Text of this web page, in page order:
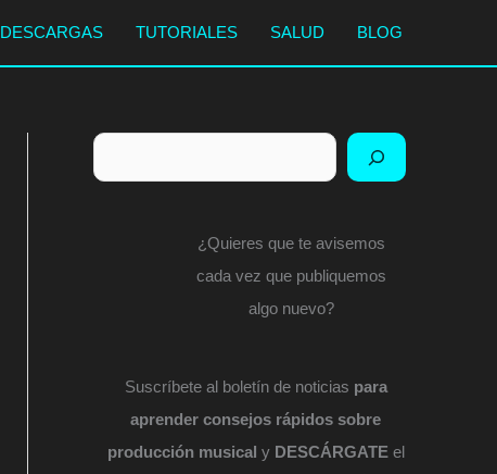
DESCARGAS TUTORIALES SALUD BLOG
Buscar
¿Quieres que te avisemos
cada vez que publiquemos
algo nuevo?
Suscríbete al boletín de noticias para
aprender consejos rápidos sobre
producción musical y DESCÁRGATEel